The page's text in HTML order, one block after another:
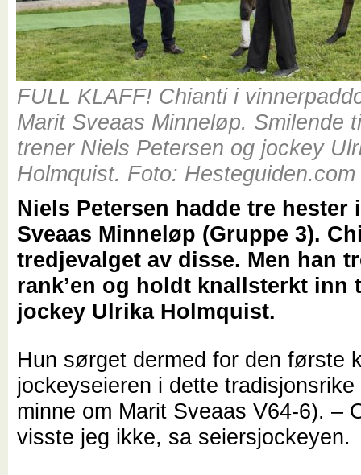
FULL KLAFF! Chianti i
Marit Sveaas Minneløp. Smilende
trener Niels Petersen og jockey
Holmquist. Foto: Hesteguiden.com
Niels Petersen hadde tre hester
Sveaas Minneløp (Gruppe 3).
tredjevalget av disse. Men han
rank’en og holdt knallsterkt inn
jockey Ulrika Holmquist.
Hun sørget dermed for den første
jockeyseieren i dette
minne om Marit Sveaas V64-6). –
visste jeg ikke, sa seiersjockeyen.